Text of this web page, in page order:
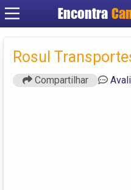
Encontra
Rosul
Compartilhar